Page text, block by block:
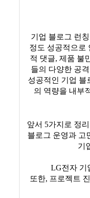
기업 블로그 런
정도 성공적으로
적 댓글, 제품 불
들의 다양한 공
성공적인 기업 블
의 역량을 내부
앞서 5가지로 정
블로그 운영과 고
기
LG전자 기
또한, 프로젝트